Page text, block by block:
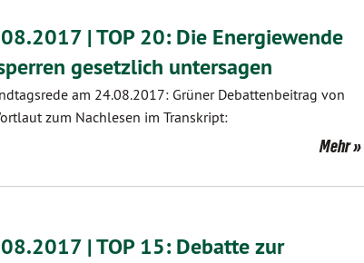
| TOP 20: Die Energiewende
gesetzlich untersagen
am 24.08.2017: Grüner Debattenbeitrag von
zum Nachlesen im Transkript:
Mehr
| TOP 15: Debatte zur